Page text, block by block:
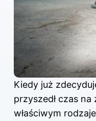
Kiedy już
przyszedł czas
właściwym